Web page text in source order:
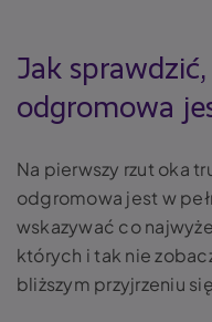
Jak
odgromowa
Na pierwszy rzut oka
odgromowa jest w
wskazywać co
których i tak nie
bliższym przyjrzeniu